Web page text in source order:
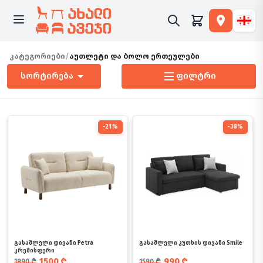
კატეგორიები/აუთლეტი და ბოლო ერთეულები
ფილტრი
სორტირება
-21%
საწყისი ფასი იყო: 1890 ₾.
მიმდინარე ფასია: 1500 ₾.
გასაშლელი დივანი Petra
კრემისფერი
-38%
საწყისი ფასი იყო: 1590 ₾.
მიმდინარე ფასია: 990 ₾.
გასაშლელი კუთხის დივანი Smile